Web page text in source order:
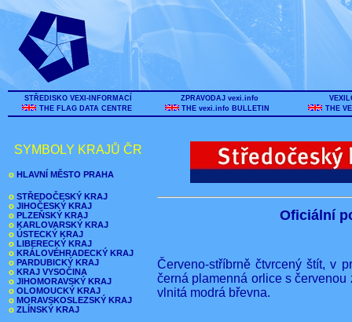
STŘEDISKO VEXI-INFORMACÍ
THE FLAG DATA CENTRE
ZPRAVODAJ vexi.info
THE vexi.info BULLETIN
THE
SYMBOLY KRAJŮ ČR
o HLAVNÍ MĚSTO PRAHA
o STŘEDOČESKÝ KRAJ
o JIHOČESKÝ KRAJ
o PLZEŇSKÝ KRAJ
o KARLOVARSKÝ KRAJ
o ÚSTECKÝ KRAJ
o LIBERECKÝ KRAJ
o KRÁLOVÉHRADECKÝ KRAJ
o PARDUBICKÝ KRAJ
o KRAJ VYSOČINA
o JIHOMORAVSKÝ KRAJ
o OLOMOUCKÝ KRAJ
o MORAVSKOSLEZSKÝ KRAJ
o ZLÍNSKÝ KRAJ
Oficiální
Červeno-stříbrně čtvrcený štít, v
černá plamenná orlice s
vlnitá modrá břevna.